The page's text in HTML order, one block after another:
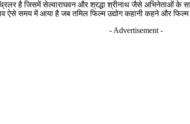
है जिसमें सेल्वाराघवन और श्रद्धा श्रीनाथ जैसे अभिनेताओं के
ऐसे समय में आया है जब तमिल फिल्म उद्योग कहानी कहने और
- Advertisement -